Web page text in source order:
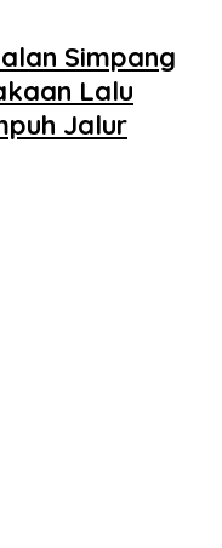
Simpang
Lalu
Jalur